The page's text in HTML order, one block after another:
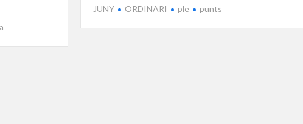
JUNY ORDINARI ple punts